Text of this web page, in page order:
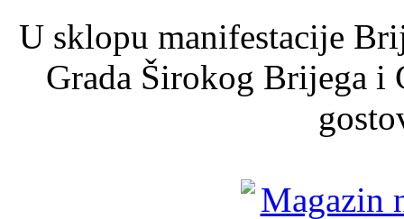
U sklopu manifestacije
Grada Širokog Brijega